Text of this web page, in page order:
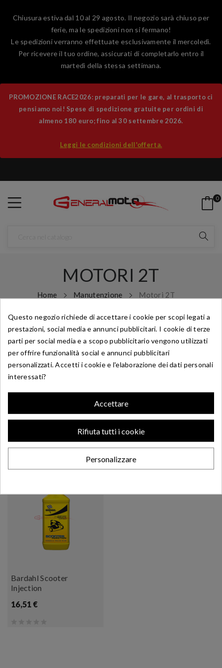
Chiusura estiva dal 10 al 29 agosto. Il negozio sarà chiuso per
ferie, ma le spedizioni non si fermano!
Le spedizioni verranno effettuate esclusivamente il mercoledì.
Per ricevere il tuo ordine, assicurati di completarlo entro il
martedì della stessa settimana.
PROMOZIONE RACE2026: preparati per le gare, al trasporto ci
pensiamo noi! Spese di spedizione gratuite per ordini di
almeno 180 euro; fino al 30 settembre 2026.
Leggi le condizioni dell'offerta.
0
MOTORI 2T
Home Manutenzione Motori 2T
C'è 1 prodotto. Rilevanza 
Bardahl Scooter
Injection
16,51 €
Questo negozio richiede di accettare i cookie per scopi legati a
prestazioni, social media e annunci pubblicitari. I cookie di terze
parti per social media e a scopo pubblicitario vengono utilizzati
per offrire funzionalità social e annunci pubblicitari
personalizzati. Accetti i cookie e l'elaborazione dei dati personali
interessati?
Accettare
Rifiuta tutti i cookie
Personalizzare